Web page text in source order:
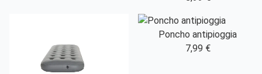
Poncho antipioggia
7,99 €